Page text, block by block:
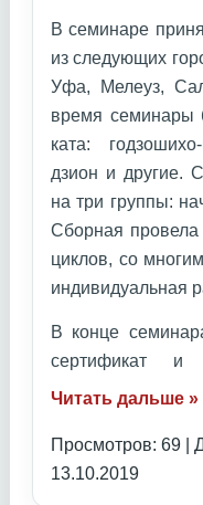
В семинаре
из следующих
Уфа, Мелеуз,
время семинары
ката:
дзион и другие.
на три группы:
Сборная
циклов, со
индивидуальная
В конце
сертификат и
Читать дальше »
Просмотров: 69 |
13.10.2019